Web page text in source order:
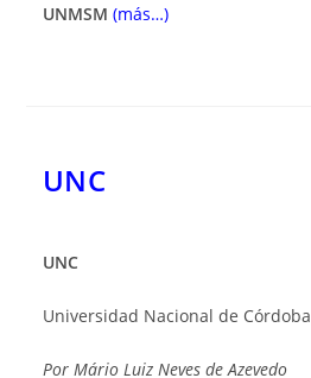
UNMSM (más…)
UNC
UNC
Universidad Nacional de Córdoba
Por Mário Luiz Neves de Azevedo